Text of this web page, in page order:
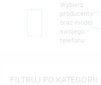
Wybierz
producenta
oraz model
swojego
telefonu
FILTRUJ PO KATEGORII: